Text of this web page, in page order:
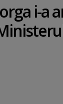
i-a